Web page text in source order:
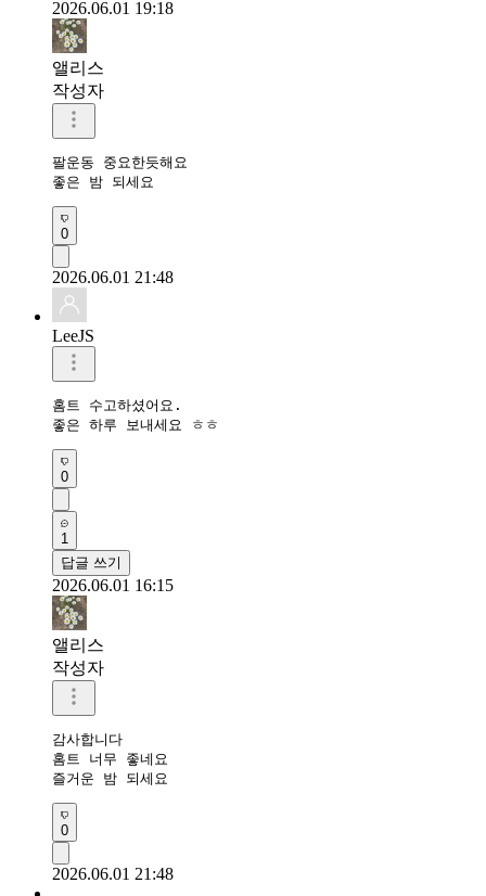
2026.06.01 19:18
앨리스
작성자
팔운동 중요한듯해요
좋은 밤 되세요
0
2026.06.01 21:48
LeeJS
홈트 수고하셨어요.
좋은 하루 보내세요 ㅎㅎ
0
1
답글 쓰기
2026.06.01 16:15
앨리스
작성자
감사합니다
홈트 너무 좋네요
즐거운 밤 되세요
0
2026.06.01 21:48